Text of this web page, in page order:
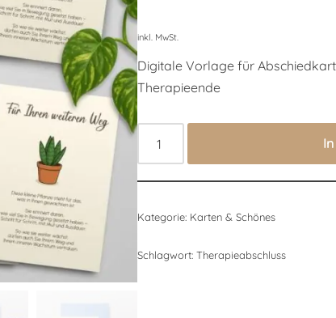
inkl. MwSt.
Digitale Vorlage für
Therapieende
Kategorie: Karten & Schönes
Schlagwort: Therapieabschluss